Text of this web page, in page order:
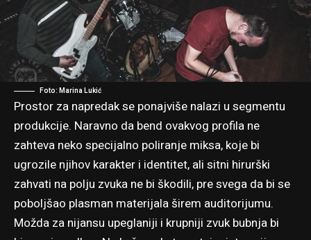
Foto: Marina Lukić
Prostor za napredak se ponajviše nalazi u segmentu
produkcije. Naravno da bend ovakvog profila ne
zahteva neko specijalno poliranje miksa, koje bi
ugrozile njihov karakter i identitet, ali sitni hirurški
zahvati na polju zvuka ne bi škodili, pre svega da bi se
poboljšao plasman materijala širem auditorijumu.
Možda za nijansu upeglaniji i krupniji zvuk bubnja bi